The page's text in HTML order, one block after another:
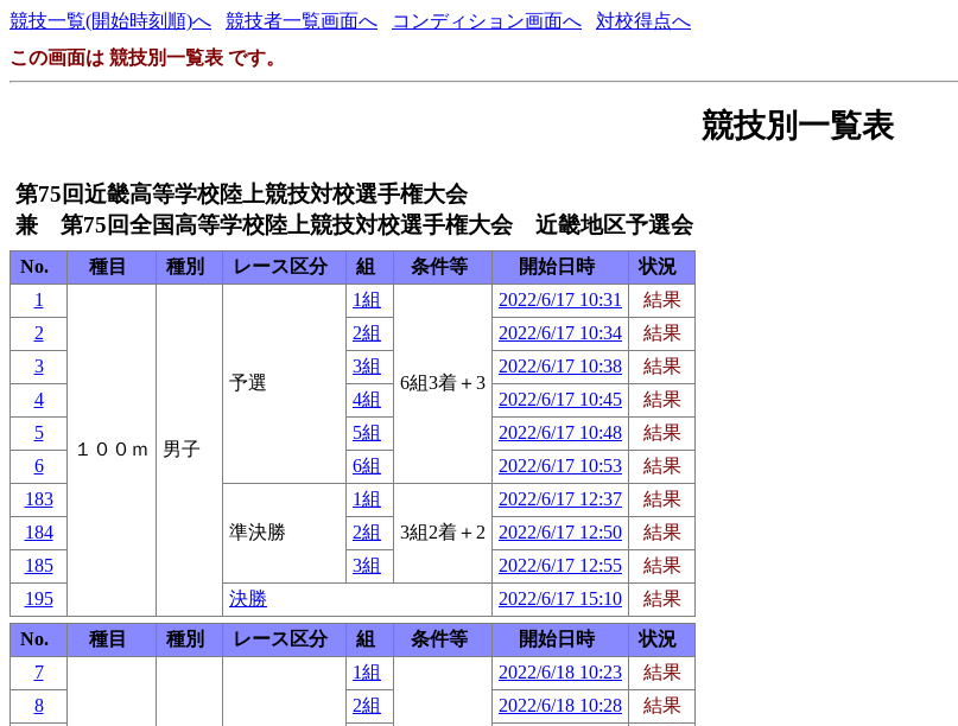
競技一覧(開始時刻順)へ 競技者一覧画面へ コンディション画面へ
対校得点へ
この画面は 競技別一覧表 です。
競技別一覧表
第75回近畿高等学校陸上競技対校選手権大会
兼 第75回全国高等学校陸上競技対校選手権大会 近畿地区予選会
No. 種目 種別 レース区分 組 条件等 開始日時
状況
1
１００ｍ 男子
予選
1組
6組3着＋3
2022/6/17 10:31
結果
2
2組 2022/6/17 10:34
結果
3
3組 2022/6/17 10:38
結果
4
4組 2022/6/17 10:45
結果
5
5組 2022/6/17 10:48
結果
6
6組 2022/6/17 10:53
結果
183
準決勝
1組
3組2着＋2
2022/6/17 12:37
結果
184
2組 2022/6/17 12:50
結果
185
3組 2022/6/17 12:55
結果
195
決勝 2022/6/17 15:10
結果
No.
種目 種別 レース区分 組 条件等 開始日時
状況
7
1組 2022/6/18 10:23
結果
8
2組 2022/6/18 10:28
結果